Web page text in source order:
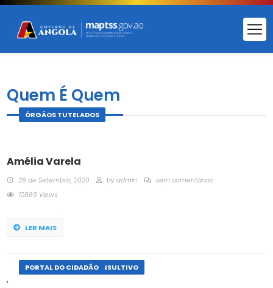
Quem É Quem
ÓRGÃOS TUTELADOS
Amélia Varela
28 de Setembro, 2020 by admin
sem comentários
12869 Views
LER MAIS
ÓRGÃOS DE APOIO CONSULTIVO
,
PORTAL DO CIDADÃO